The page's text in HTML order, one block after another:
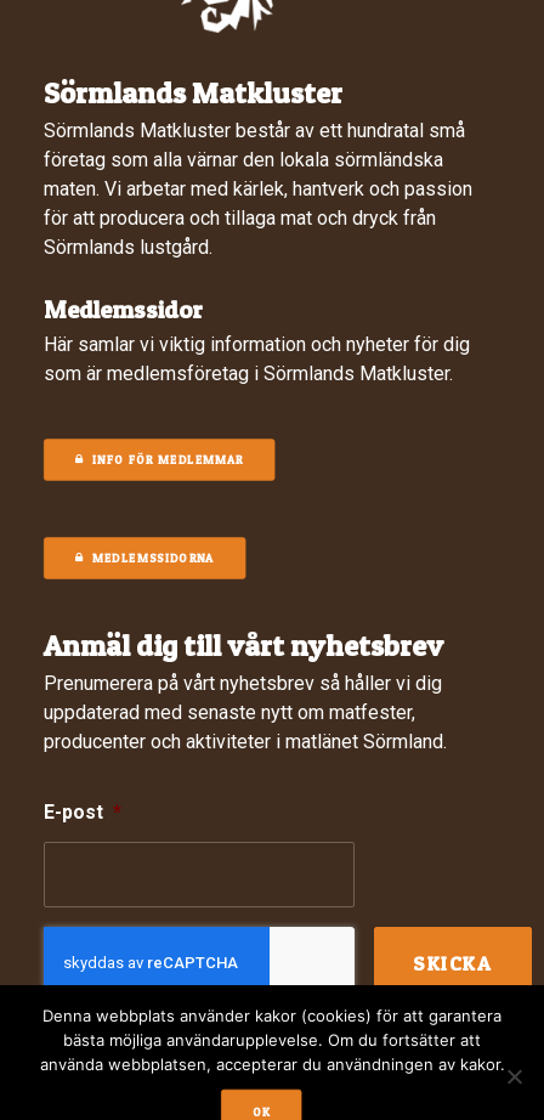
Sörmlands Matkluster
Sörmlands Matkluster består av ett hundratal små
företag som alla värnar den lokala sörmländska
maten. Vi arbetar med kärlek, hantverk och passion
för att producera och tillaga mat och dryck från
Sörmlands lustgård.
Medlemssidor
Här samlar vi viktig information och nyheter för dig
som är medlemsföretag i Sörmlands Matkluster.
INFO FÖR MEDLEMMAR
MEDLEMSSIDORNA
Anmäl dig till vårt nyhetsbrev
Prenumerera på vårt nyhetsbrev så håller vi dig
uppdaterad med senaste nytt om matfester,
producenter och aktiviteter i matlänet Sörmland.
E-post *
© 2024 Sörmlands Matkluster. Webbdesign av
Denna webbplats använder kakor (cookies) för att garantera
bästa möjliga användarupplevelse. Om du fortsätter att
använda webbplatsen, accepterar du användningen av kakor.
OK